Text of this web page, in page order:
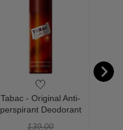
Tabac - Original Anti-
perspirant Deodorant
139,00